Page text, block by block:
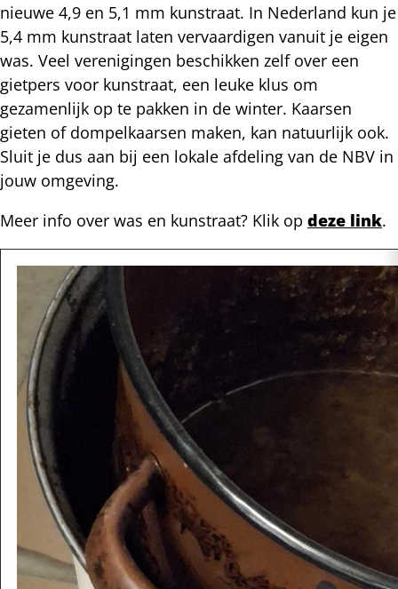
nieuwe 4,9 en 5,1 mm kunstraat. In Nederland kun je
5,4 mm kunstraat laten vervaardigen vanuit je eigen
was. Veel verenigingen beschikken zelf over een
gietpers voor kunstraat, een leuke klus om
gezamenlijk op te pakken in de winter. Kaarsen
gieten of dompelkaarsen maken, kan natuurlijk ook.
Sluit je dus aan bij een lokale afdeling van de NBV in
jouw omgeving.
Meer info over was en kunstraat? Klik op deze link.